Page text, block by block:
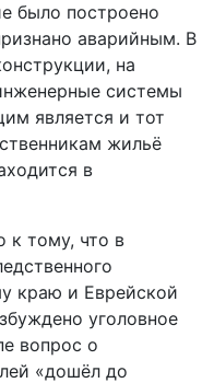
было построено
аварийным. В
на
системы
является и тот
жильё
в
к тому, что в
краю и Еврейской
уголовное
вопрос о
«дошёл до